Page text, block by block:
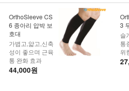
OrthoSleeve CS
6 종아리 압박 보
호대
가볍고,얇고,신축
성이 좋으며 근육
통 완화 효과
44,000원
3
슬
통
위